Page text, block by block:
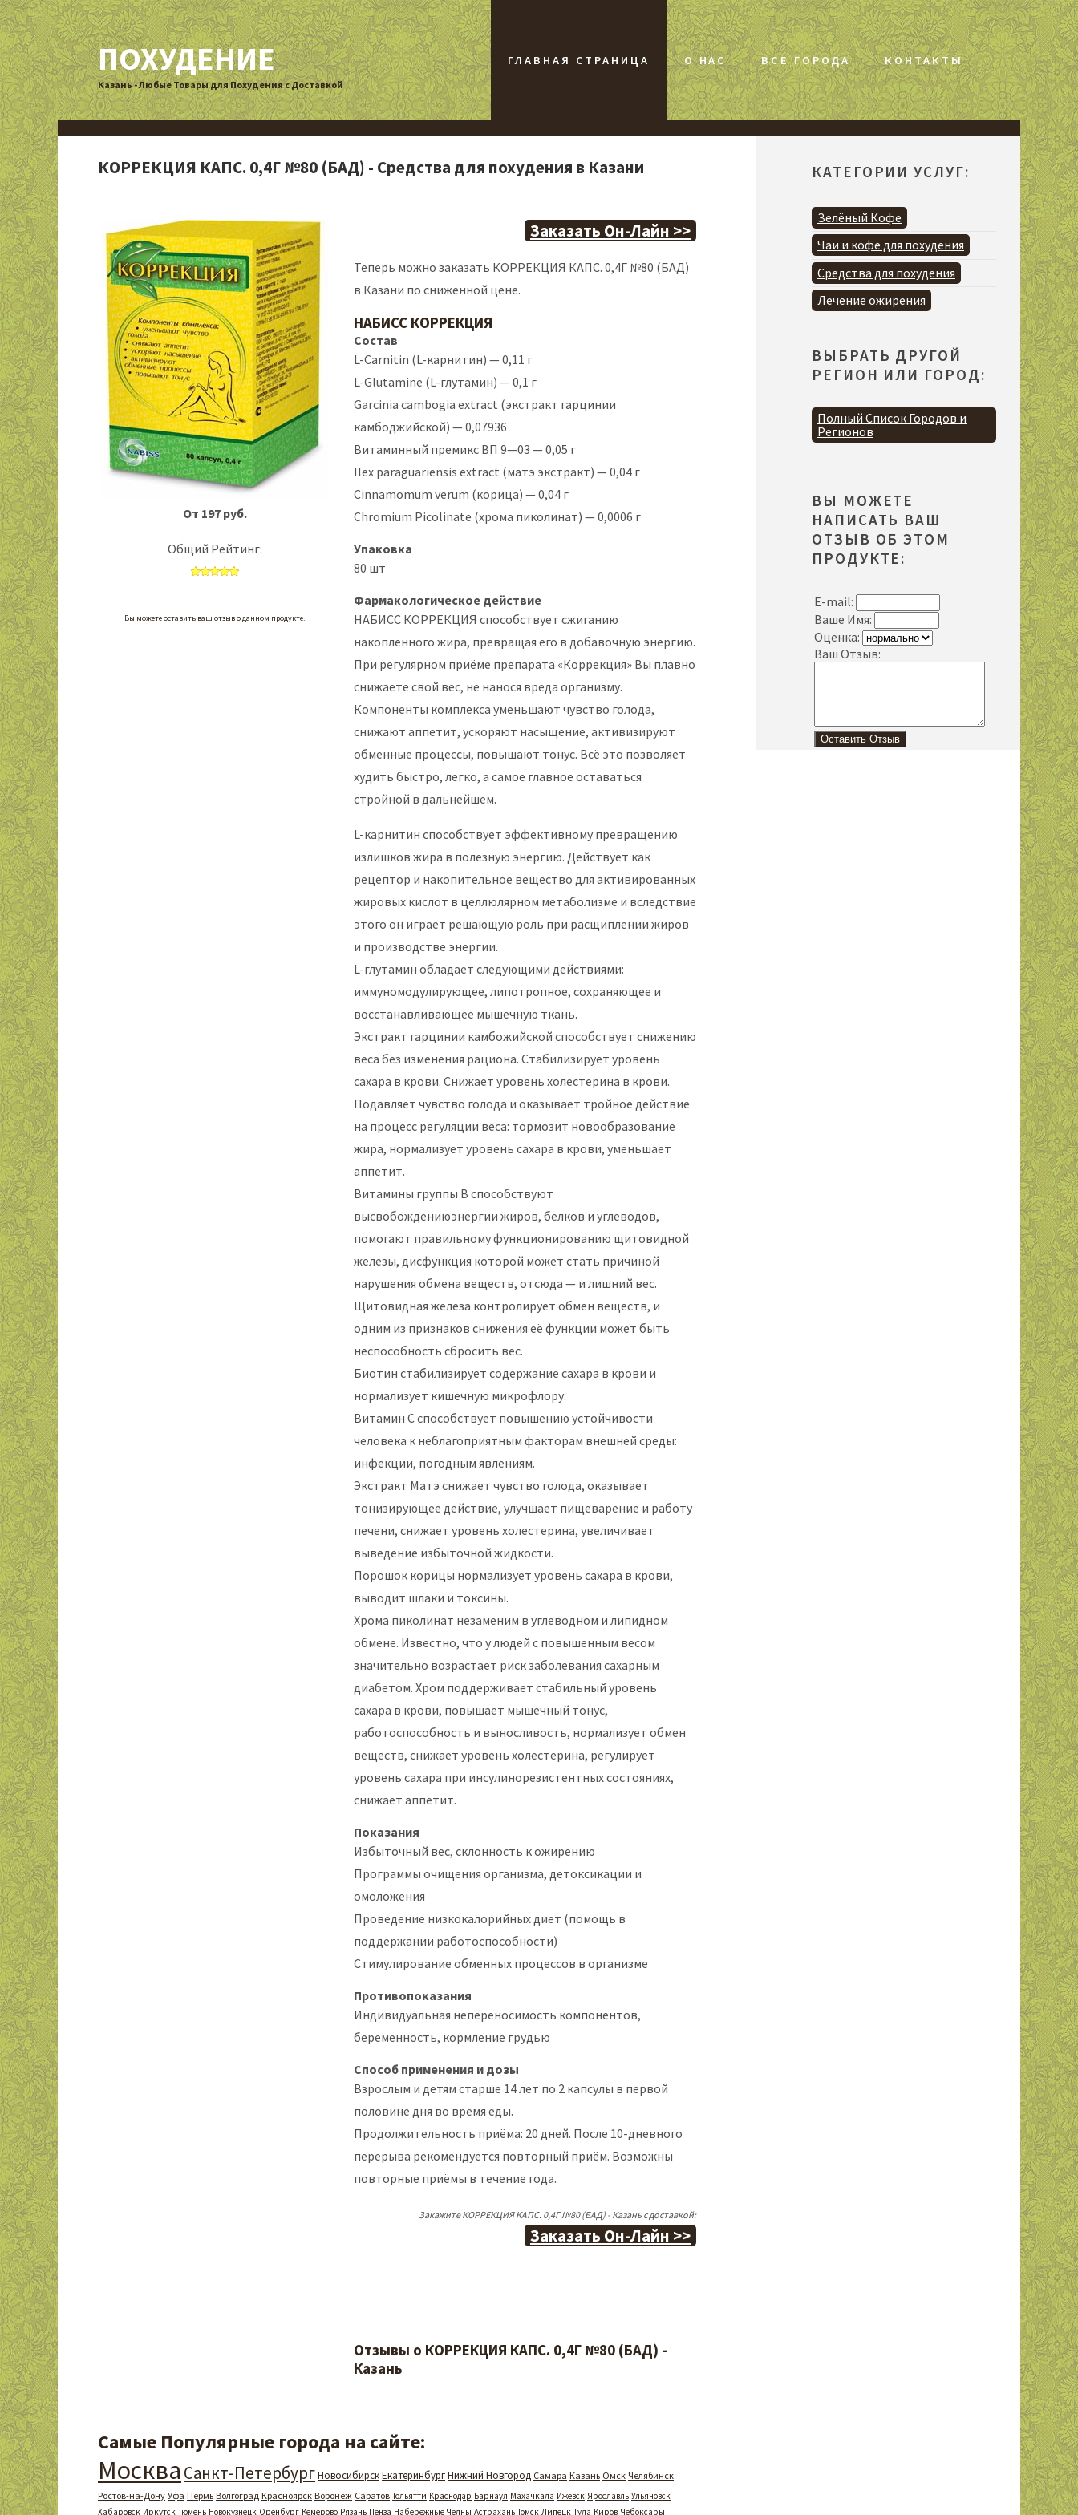
ПОХУДЕНИЕ
Казань - Любые Товары для Похудения с Доставкой
ГЛАВНАЯ СТРАНИЦА О НАС ВСЕ ГОРОДА КОНТАКТЫ
КОРРЕКЦИЯ КАПС. 0,4Г №80 (БАД) - Средства для похудения в Казани
От 197 руб.
Общий Рейтинг:
Вы можете оставить ваш отзыв о данном продукте.
Заказать Он-Лайн >>
Теперь можно заказать КОРРЕКЦИЯ КАПС. 0,4Г №80 (БАД)
в Казани по сниженной цене.
НАБИСС КОРРЕКЦИЯ
Состав
L-Carnitin (L-карнитин) — 0,11 г
L-Glutamine (L-глутамин) — 0,1 г
Garcinia cambogia extract (экстракт гарцинии
камбоджийской) — 0,07936
Витаминный премикс ВП 9—03 — 0,05 г
Ilex paraguariensis extract (матэ экстракт) — 0,04 г
Cinnamomum verum (корица) — 0,04 г
Chromium Picolinate (хрома пиколинат) — 0,0006 г
Упаковка
80 шт
Фармакологическое действие
НАБИСС КОРРЕКЦИЯ способствует сжиганию
накопленного жира, превращая его в добавочную энергию.
При регулярном приёме препарата «Коррекция» Вы плавно
снижаете свой вес, не нанося вреда организму.
Компоненты комплекса уменьшают чувство голода,
снижают аппетит, ускоряют насыщение, активизируют
обменные процессы, повышают тонус. Всё это позволяет
худить быстро, легко, а самое главное оставаться
стройной в дальнейшем.
L-карнитин способствует эффективному превращению
излишков жира в полезную энергию. Действует как
рецептор и накопительное вещество для активированных
жировых кислот в целлюлярном метаболизме и вследствие
этого он играет решающую роль при расщиплении жиров
и производстве энергии.
L-глутамин обладает следующими действиями:
иммуномодулирующее, липотропное, сохраняющее и
восстанавливающее мышечную ткань.
Экстракт гарцинии камбожийской способствует снижению
веса без изменения рациона. Стабилизирует уровень
сахара в крови. Снижает уровень холестерина в крови.
Подавляет чувство голода и оказывает тройное действие
на процесс регуляции веса: тормозит новообразование
жира, нормализует уровень сахара в крови, уменьшает
аппетит.
Витамины группы В способствуют
высвобождениюэнергии жиров, белков и углеводов,
помогают правильному функционированию щитовидной
железы, дисфункция которой может стать причиной
нарушения обмена веществ, отсюда — и лишний вес.
Щитовидная железа контролирует обмен веществ, и
одним из признаков снижения её функции может быть
неспособность сбросить вес.
Биотин стабилизирует содержание сахара в крови и
нормализует кишечную микрофлору.
Витамин С способствует повышению устойчивости
человека к неблагоприятным факторам внешней среды:
инфекции, погодным явлениям.
Экстракт Матэ снижает чувство голода, оказывает
тонизирующее действие, улучшает пищеварение и работу
печени, снижает уровень холестерина, увеличивает
выведение избыточной жидкости.
Порошок корицы нормализует уровень сахара в крови,
выводит шлаки и токсины.
Хрома пиколинат незаменим в углеводном и липидном
обмене. Известно, что у людей с повышенным весом
значительно возрастает риск заболевания сахарным
диабетом. Хром поддерживает стабильный уровень
сахара в крови, повышает мышечный тонус,
работоспособность и выносливость, нормализует обмен
веществ, снижает уровень холестерина, регулирует
уровень сахара при инсулинорезистентных состояниях,
снижает аппетит.
Показания
Избыточный вес, склонность к ожирению
Программы очищения организма, детоксикации и
омоложения
Проведение низкокалорийных диет (помощь в
поддержании работоспособности)
Стимулирование обменных процессов в организме
Противопоказания
Индивидуальная непереносимость компонентов,
беременность, кормление грудью
Способ применения и дозы
Взрослым и детям старше 14 лет по 2 капсулы в первой
половине дня во время еды.
Продолжительность приёма: 20 дней. После 10-дневного
перерыва рекомендуется повторный приём. Возможны
повторные приёмы в течение года.
Закажите КОРРЕКЦИЯ КАПС. 0,4Г №80 (БАД) - Казань с доставкой:
Заказать Он-Лайн >>
Отзывы о КОРРЕКЦИЯ КАПС. 0,4Г №80 (БАД) -
Казань
Самые Популярные города на сайте:
Москва Санкт-ПетербургНовосибирскЕкатеринбургНижний Новгород Самара Казань Омск Челябинск
Ростов-на-Дону Уфа Пермь Волгоград Красноярск Воронеж Саратов Тольятти Краснодар Барнаул Махачкала Ижевск Ярославль Ульяновск
Хабаровск Иркутск Тюмень Новокузнецк Оренбург Кемерово Рязань Пенза Набережные Челны Астрахань Томск Липецк Тула Киров Чебоксары
КАТЕГОРИИ УСЛУГ:
Зелёный Кофе
Чаи и кофе для похудения
Средства для похудения
Лечение ожирения
ВЫБРАТЬ ДРУГОЙ
РЕГИОН ИЛИ ГОРОД:
Полный Список Городов и
Регионов
ВЫ МОЖЕТЕ
НАПИСАТЬ ВАШ
ОТЗЫВ ОБ ЭТОМ
ПРОДУКТЕ:
E-mail:
Ваше Имя:
Оценка:
Ваш Отзыв: